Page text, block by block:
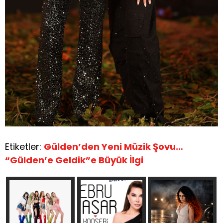
Etiketler: Gülden’den Yeni Müzik Şovu…
“Gülden’e Geldik”e Büyük İlgi